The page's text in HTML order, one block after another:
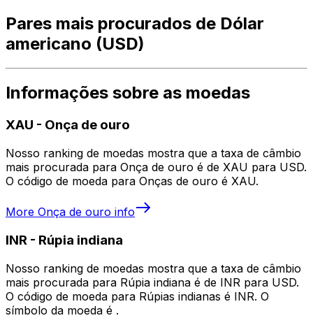
Pares mais procurados de Dólar
americano (USD)
Informações sobre as moedas
XAU - Onça de ouro
Nosso ranking de moedas mostra que a taxa de câmbio
mais procurada para Onça de ouro é de XAU para USD.
O código de moeda para Onças de ouro é XAU.
More Onça de ouro info
INR - Rúpia indiana
Nosso ranking de moedas mostra que a taxa de câmbio
mais procurada para Rúpia indiana é de INR para USD.
O código de moeda para Rúpias indianas é INR. O
símbolo da moeda é ₹.